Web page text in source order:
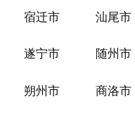
宿迁市 汕尾市
遂宁市 随州市
朔州市 商洛市